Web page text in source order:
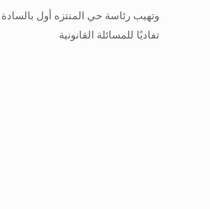
وتهيب رئاسة حي المنتزه أول بالسادة
تفاديًا للمسائلة القانونية